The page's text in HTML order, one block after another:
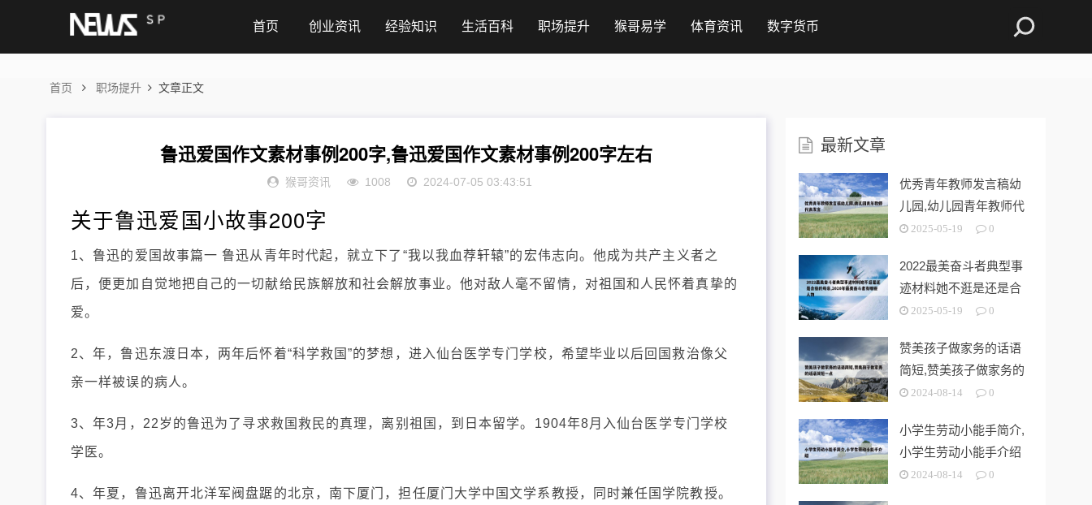
首页 创业资讯 经验知识 生活百科 职场提升 猴哥易学 体育资讯 数字货币
首页 职场提升 文章正文
鲁迅爱国作文素材事例200字,鲁迅爱国作文素材事例200字左右
猴哥资讯 1008 2024-07-05 03:43:51
关于鲁迅爱国小故事200字
1、鲁迅的爱国故事篇一 鲁迅从青年时代起，就立下了“我以我血荐轩辕”的宏伟志向。他成为共产主义者之
后，便更加自觉地把自己的一切献给民族解放和社会解放事业。他对敌人毫不留情，对祖国和人民怀着真挚的
爱。
2、年，鲁迅东渡日本，两年后怀着“科学救国”的梦想，进入仙台医学专门学校，希望毕业以后回国救治像父
亲一样被误的病人。
3、年3月，22岁的鲁迅为了寻求救国救民的真理，离别祖国，到日本留学。1904年8月入仙台医学专门学校
学医。
4、年夏，鲁迅离开北洋军阀盘踞的北京，南下厦门，担任厦门大学中国文学系教授，同时兼任国学院教授。
最新文章
优秀青年教师发言稿幼
儿园,幼儿园青年教师代
表发言
2025-05-19 0
2022最美奋斗者典型事
迹材料她不逛是还是合
格的母亲
2025-05-19 0
赞美孩子做家务的话语
简短,赞美孩子做家务的
话语简短一
2024-08-14 0
小学生劳动小能手简介,
小学生劳动小能手介绍
2024-08-14 0